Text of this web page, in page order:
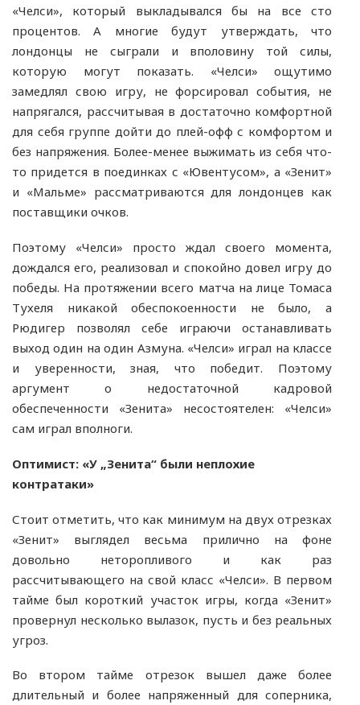
«Челси», который выкладывался бы на все сто
процентов. А многие будут утверждать, что
лондонцы не сыграли и вполовину той силы,
которую могут показать. «Челси» ощутимо
замедлял свою игру, не форсировал события, не
напрягался, рассчитывая в достаточно комфортной
для себя группе дойти до плей-офф с комфортом и
без напряжения. Более-менее выжимать из себя что-
то придется в поединках с «Ювентусом», а «Зенит»
и «Мальме» рассматриваются для лондонцев как
поставщики очков.
Поэтому «Челси» просто ждал своего момента,
дождался его, реализовал и спокойно довел игру до
победы. На протяжении всего матча на лице Томаса
Тухеля никакой обеспокоенности не было, а
Рюдигер позволял себе играючи останавливать
выход один на один Азмуна. «Челси» играл на классе
и уверенности, зная, что победит. Поэтому
аргумент о недостаточной кадровой
обеспеченности «Зенита» несостоятелен: «Челси»
сам играл вполноги.
Оптимист: «У „Зенита“ были неплохие
контратаки»
Стоит отметить, что как минимум на двух отрезках
«Зенит» выглядел весьма прилично на фоне
довольно неторопливого и как раз
рассчитывающего на свой класс «Челси». В первом
тайме был короткий участок игры, когда «Зенит»
провернул несколько вылазок, пусть и без реальных
угроз.
Во втором тайме отрезок вышел даже более
длительный и более напряженный для соперника,